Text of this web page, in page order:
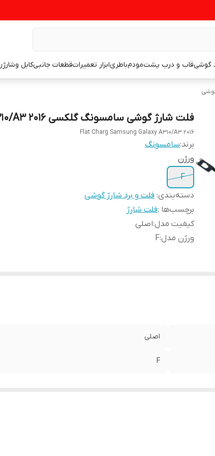
گوشیقاب و درب پشتمودمباطریابزار تعمیراتقطعات جانبیکابل وشارژر
فلت شارژ گوشی سامسونگ گلکسی A310/A3 2016
Flat Charg Samsung Galaxy A310/A3 2016
برند:سامسونگ
ورژن
F
دسته‌بندی: فلت و برد شارژ گوشی
برچسب‌ها :فلت شارژ
کیفیت مدل:اصلی
ورژن مدل:
F
اصلی
F